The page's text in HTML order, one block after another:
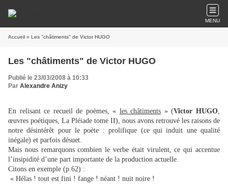
MENU
Accueil » Les "châtiments" de Victor HUGO
Les "châtiments" de Victor HUGO
Publié le 23/03/2008 à 10:33
Par Alexandre Anizy
En relisant ce recueil de poèmes, « les châtiments » (Victor HUGO,
œuvres poétiques, La Pléiade tome II), nous avons retrouvé les raisons de
notre désintérêt pour le poète : prolifique (ce qui induit une qualité
inégale) et parfois désuet.
Mais nous remarquons combien le verbe était virulent, ce qui accentue
l’insipidité d’une part importante de la production actuelle.
Citons en exemple (p.62) :
« Hélas ! tout est fini ! fange ! néant ! nuit noire !